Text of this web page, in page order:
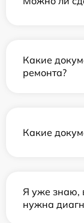
Какие
ремонта?
Какие
Я уже знаю,
нужна